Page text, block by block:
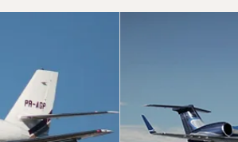
востребованные модели воздушных